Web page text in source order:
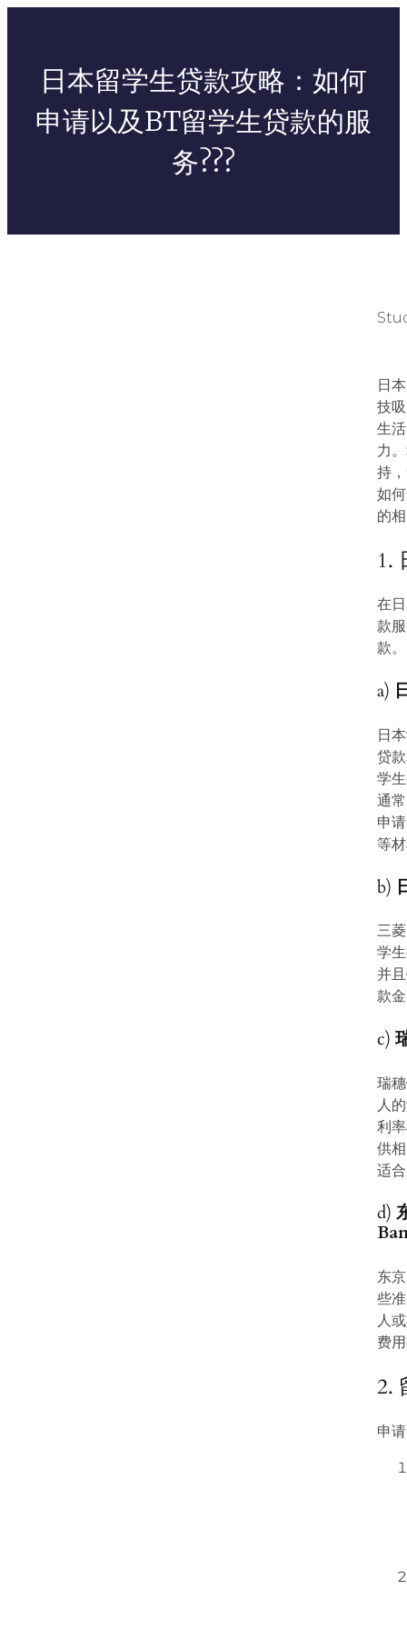
日本留学生贷款攻略：如何
申请以及BT留学生贷款的服
务???
日
技
生
力
持
如
的
1.
在
款
款
a)
日
贷
学
通
申
等
b)
三
学
并
款
c)
瑞
人
利
供
适
d)
东
些
人
费
2.
申